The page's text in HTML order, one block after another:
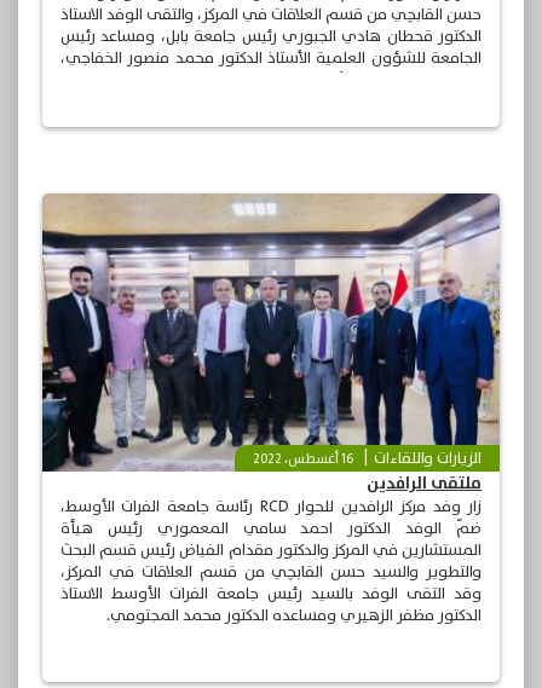
حسن القابچي من قسم العلاقات في المركز، والتقى الوفد الاستاذ
الدكتور قحطان هادي الجبوري رئيس جامعة بابل، ومساعد رئيس
الجامعة للشؤون العلمية الأستاذ الدكتور محمد منصور الخفاجي،
وعميد كلية القانون الأستاذ الدكتور ميري كاظم الخيكاني.
الزيارات واللقاءات 16 أغسطس، 2022
ملتقى الرافدين
زار وفد مركز الرافدين للحوار RCD رئاسة جامعة الفرات الأوسط،
ضمّ الوفد الدكتور احمد سامي المعموري رئيس هيأة
المستشارين في المركز والدكتور مقدام الفياض رئيس قسم البحث
والتطوير والسيد حسن القابچي من قسم العلاقات في المركز،
وقد التقى الوفد بالسيد رئيس جامعة الفرات الأوسط الاستاذ
الدكتور مظفر الزهيري ومساعده الدكتور محمد المجتومي.